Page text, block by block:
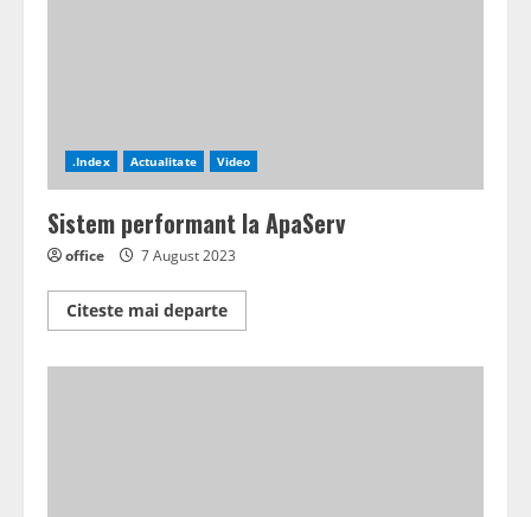
.Index Actualitate Video
Sistem performant la ApaServ
office 7 August 2023
Citeste mai departeRead
more